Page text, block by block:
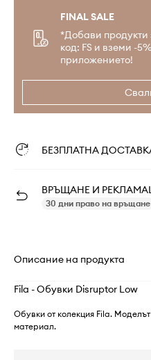
FINAL SALE
*Добави продукти
код: FS и вземи -
приложението!
БЕЗПЛАТНА
ВРЪЩАНЕ И
30 дни право на връщане
Описание на продукта
Fila - Обувки Disruptor Low
Обувки от колекция Fila.
материал.